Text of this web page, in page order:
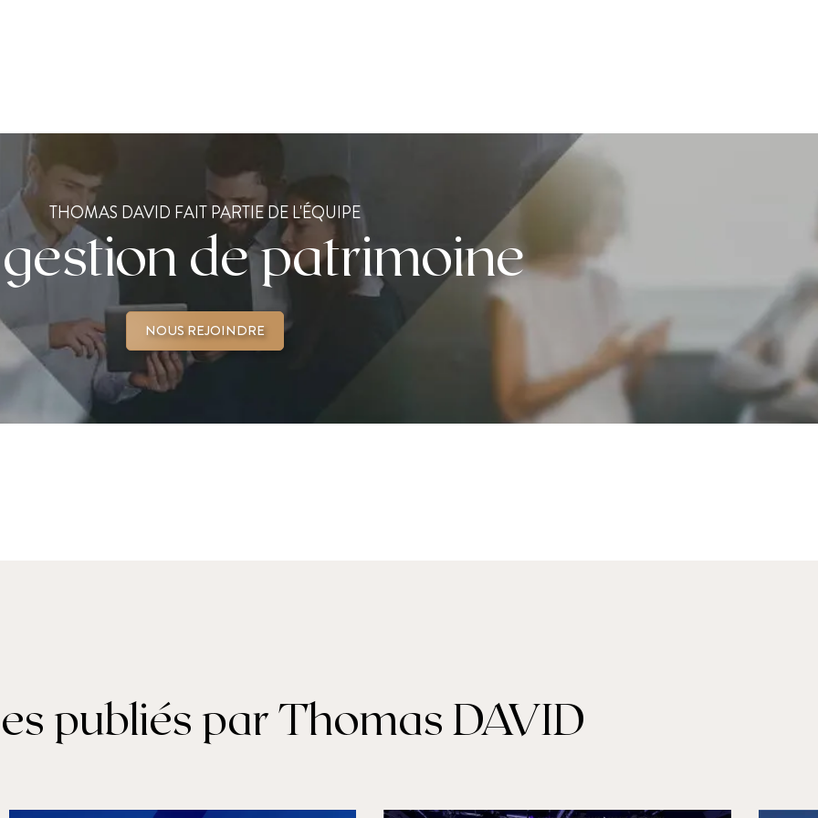
THOMAS DAVID FAIT PARTIE DE L'ÉQUIPE
de patrimoine
NOUS REJOINDRE
publiés par Thomas DAVID